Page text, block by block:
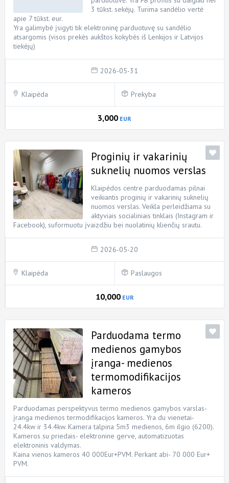
3 tūkst. sekėjų. Turima sandėlio vertė
apie 7 tūkst. eur.
Yra galimybė įsigyti tik elektroninę parduotuvę su sandėlio
atsargomis (visos prekės aukštos kokybės iš Lenkijos ir Latvijos
tiekėjų)
2026-05-31
Klaipėda Prekyba
3,000 EUR
Proginių ir vakarinių
suknelių nuomos verslas
Klaipėdos centre parduodamas pilnai
veikiantis proginių ir vakarinių suknelių
nuomos verslas. Veikla perleidžiama su
aktyviais socialiniais tinklais (Instagram ir
Facebook), suformuotu įvaizdžiu bei nuolatinių klienčių srautu.
2026-05-20
Klaipėda Paslaugos
10,000 EUR
Parduodama termo
medienos gamybos
įranga- medienos
termomodifikacijos
kameros
Parduodamas perspektyvus termo medienos gamybos varslas-
įranga medienos termodifikacijos kameros. Yra du vienetai-
24.4kw ir 34.4kw. Kamera talpina 5m3 medienos, 6m ilgio (6200).
Kameros su priedais- elektronine gerve, automatizuotas
elektroninis valdymas.
Kaina vienos kameros 40 000Eur+PVM. Perkant abi- 70 000 Eur+
PVM.